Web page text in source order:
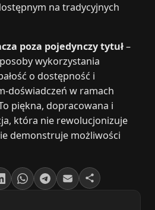
na tradycyjnych
poza pojedynczy tytuł–
wykorzystania
o dostępność i
w ramach
piękna, dopracowana i
która nie rewolucjonizuje
demonstruje możliwości